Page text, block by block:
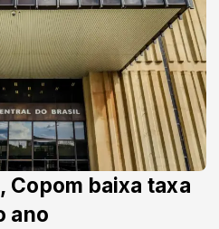
Copom baixa taxa
ano